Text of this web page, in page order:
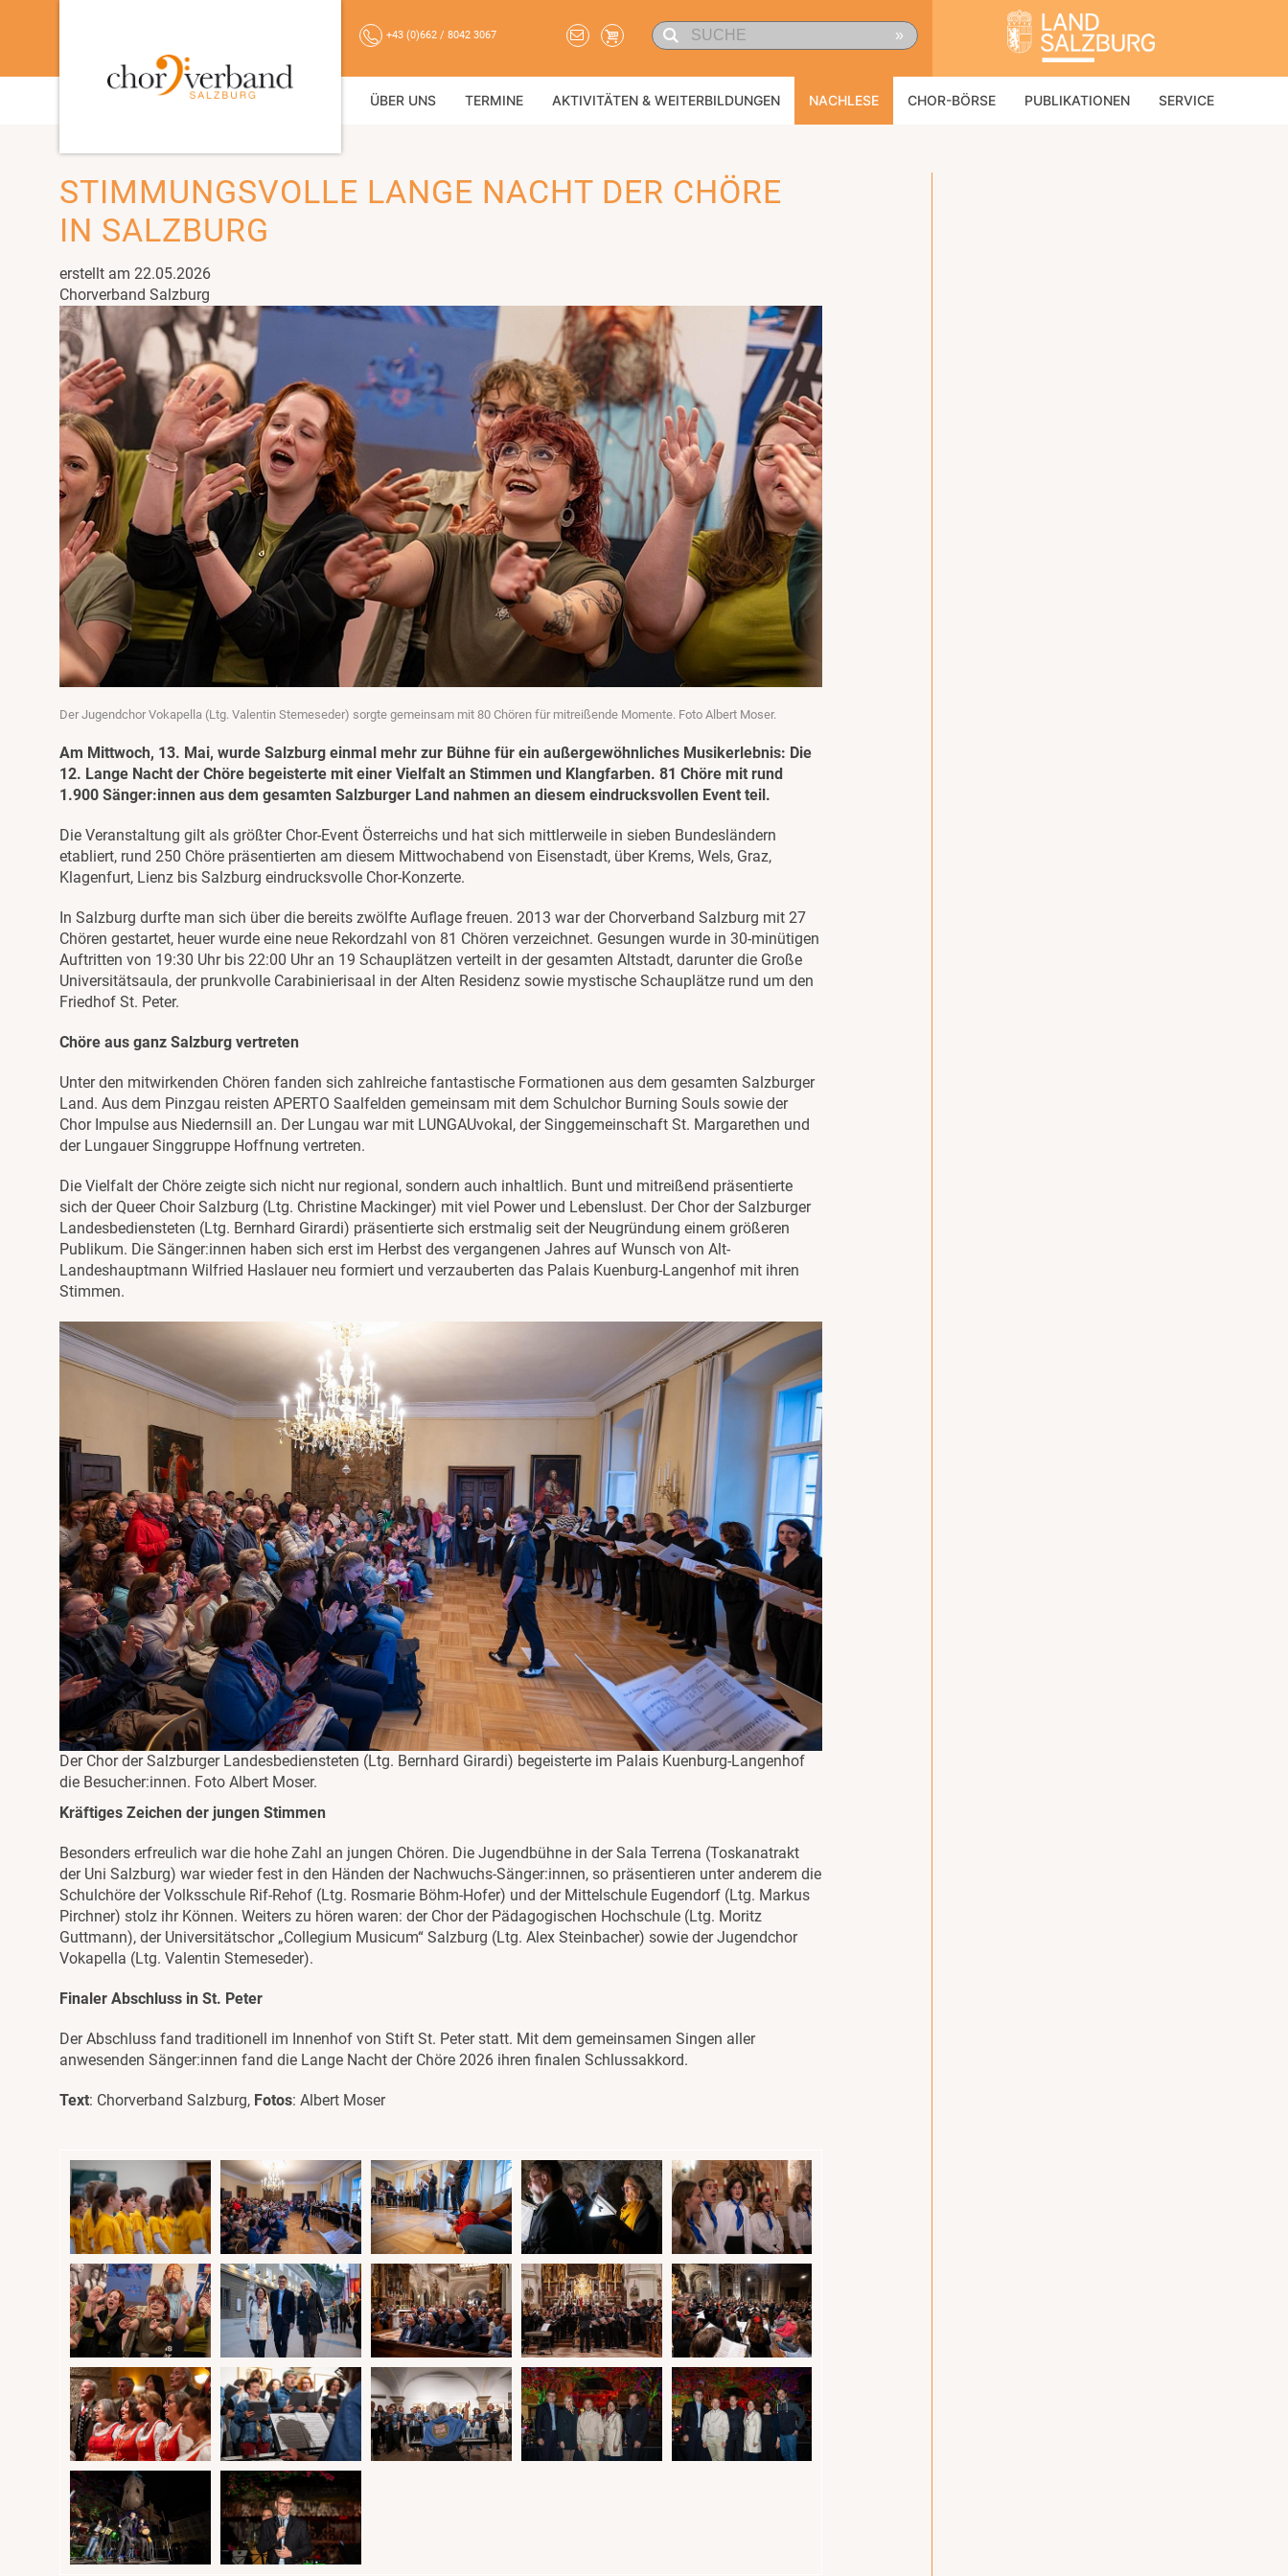
+43 (0)662 / 8042 3067 »
ÜBER UNS TERMINE AKTIVITÄTEN & WEITERBILDUNGEN NACHLESE CHOR-BÖRSE PUBLIKATIONEN SERVICE
STIMMUNGSVOLLE LANGE NACHT DER CHÖRE
IN SALZBURG
erstellt am 22.05.2026
Chorverband Salzburg
Der Jugendchor Vokapella (Ltg. Valentin Stemeseder) sorgte gemeinsam mit 80 Chören für mitreißende Momente. Foto Albert Moser.
Am Mittwoch, 13. Mai, wurde Salzburg einmal mehr zur Bühne für ein außergewöhnliches Musikerlebnis: Die
12. Lange Nacht der Chöre begeisterte mit einer Vielfalt an Stimmen und Klangfarben. 81 Chöre mit rund
1.900 Sänger:innen aus dem gesamten Salzburger Land nahmen an diesem eindrucksvollen Event teil.
Die Veranstaltung gilt als größter Chor-Event Österreichs und hat sich mittlerweile in sieben Bundesländern
etabliert, rund 250 Chöre präsentierten am diesem Mittwochabend von Eisenstadt, über Krems, Wels, Graz,
Klagenfurt, Lienz bis Salzburg eindrucksvolle Chor-Konzerte.
In Salzburg durfte man sich über die bereits zwölfte Auflage freuen. 2013 war der Chorverband Salzburg mit 27
Chören gestartet, heuer wurde eine neue Rekordzahl von 81 Chören verzeichnet. Gesungen wurde in 30-minütigen
Auftritten von 19:30 Uhr bis 22:00 Uhr an 19 Schauplätzen verteilt in der gesamten Altstadt, darunter die Große
Universitätsaula, der prunkvolle Carabinierisaal in der Alten Residenz sowie mystische Schauplätze rund um den
Friedhof St. Peter.
Chöre aus ganz Salzburg vertreten
Unter den mitwirkenden Chören fanden sich zahlreiche fantastische Formationen aus dem gesamten Salzburger
Land. Aus dem Pinzgau reisten APERTO Saalfelden gemeinsam mit dem Schulchor Burning Souls sowie der
Chor Impulse aus Niedernsill an. Der Lungau war mit LUNGAUvokal, der Singgemeinschaft St. Margarethen und
der Lungauer Singgruppe Hoffnung vertreten.
Die Vielfalt der Chöre zeigte sich nicht nur regional, sondern auch inhaltlich. Bunt und mitreißend präsentierte
sich der Queer Choir Salzburg (Ltg. Christine Mackinger) mit viel Power und Lebenslust. Der Chor der Salzburger
Landesbediensteten (Ltg. Bernhard Girardi) präsentierte sich erstmalig seit der Neugründung einem größeren
Publikum. Die Sänger:innen haben sich erst im Herbst des vergangenen Jahres auf Wunsch von Alt-
Landeshauptmann Wilfried Haslauer neu formiert und verzauberten das Palais Kuenburg-Langenhof mit ihren
Stimmen.
Der Chor der Salzburger Landesbediensteten (Ltg. Bernhard Girardi) begeisterte im Palais Kuenburg-Langenhof
die Besucher:innen. Foto Albert Moser.
Kräftiges Zeichen der jungen Stimmen
Besonders erfreulich war die hohe Zahl an jungen Chören. Die Jugendbühne in der Sala Terrena (Toskanatrakt
der Uni Salzburg) war wieder fest in den Händen der Nachwuchs-Sänger:innen, so präsentieren unter anderem die
Schulchöre der Volksschule Rif-Rehof (Ltg. Rosmarie Böhm-Hofer) und der Mittelschule Eugendorf (Ltg. Markus
Pirchner) stolz ihr Können. Weiters zu hören waren: der Chor der Pädagogischen Hochschule (Ltg. Moritz
Guttmann), der Universitätschor „Collegium Musicum“ Salzburg (Ltg. Alex Steinbacher) sowie der Jugendchor
Vokapella (Ltg. Valentin Stemeseder).
Finaler Abschluss in St. Peter
Der Abschluss fand traditionell im Innenhof von Stift St. Peter statt. Mit dem gemeinsamen Singen aller
anwesenden Sänger:innen fand die Lange Nacht der Chöre 2026 ihren finalen Schlussakkord.
Text: Chorverband Salzburg, Fotos: Albert Moser